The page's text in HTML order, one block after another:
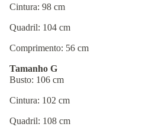
Cintura: 98 cm
Quadril: 104 cm
Comprimento: 56 cm
Tamanho G
Busto: 106 cm
Cintura: 102 cm
Quadril: 108 cm